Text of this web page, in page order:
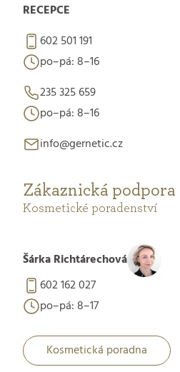
RECEPCE
602 501 191
po–pá: 8–16
235 325 659
po–pá: 8–16
info@gernetic.cz
Zákaznická podpora
Kosmetické poradenství
Šárka Richtárechová
602 162 027
po–pá: 8–17
Kosmetická poradna